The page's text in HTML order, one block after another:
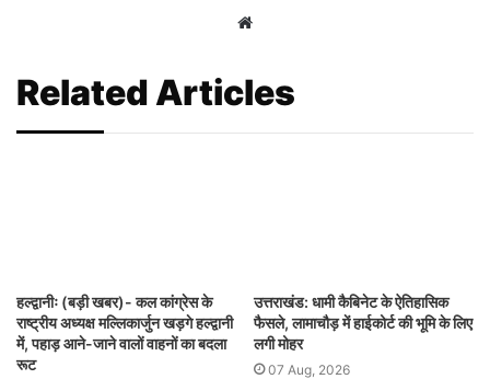
Website
Related Articles
हल्द्वानीः (बड़ी खबर)- कल कांग्रेस के
राष्ट्रीय अध्यक्ष मल्लिकार्जुन खड़गे हल्द्वानी
में, पहाड़ आने-जाने वालों वाहनों का बदला
रूट
उत्तराखंड: धामी कैबिनेट के ऐतिहासिक
फैसले, लामाचौड़ में हाईकोर्ट की भूमि के लिए
लगी मोहर
07 Aug, 2026